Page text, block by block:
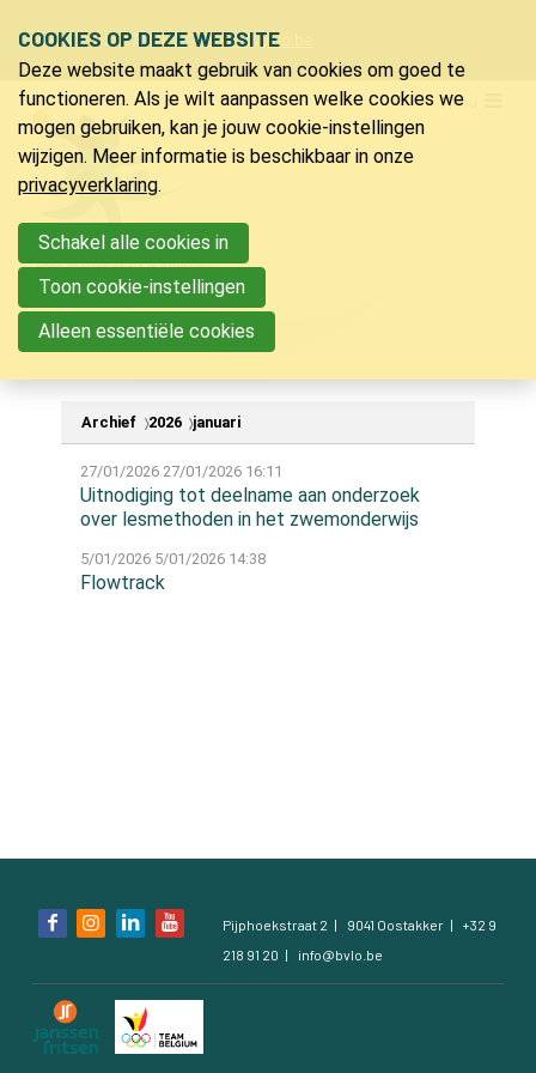
links
over
Spring
naar
de
Spring
naar
de
inhoud
Ons telefoon:
+32 9 218 91 20 Ons e-mailadres:
info@bvlo.be
Menu
Archief 2026 januari
27/01/202627/01/2026 16:11
Uitnodiging tot deelname aan onderzoek
over lesmethoden in het zwemonderwijs
5/01/20265/01/2026 14:38
Flowtrack
Bezoek
social
media
pagina's:
Pijphoekstraat 2 9041 Oostakker
+32 9
218 91 20
info@bvlo.be
LO & Sport
Lidmaatschap
Verzekering LO & sport
Voordelen
Vacatures
Nieuwsberichten
Partners
Bijscholingen
Inspiratie
Jeugdkampen
PVLO
Contact
COOKIES OP DEZE WEBSITE
Deze website maakt gebruik van cookies om goed te
functioneren. Als je wilt aanpassen welke cookies we
mogen gebruiken, kan je jouw cookie-instellingen
wijzigen. Meer informatie is beschikbaar in onze
privacyverklaring.
Schakel alle cookies in
Toon cookie-instellingen
Alleen essentiële cookies